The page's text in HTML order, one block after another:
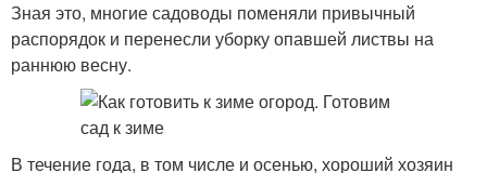
Зная это, многие садоводы поменяли привычный
распорядок и перенесли уборку опавшей листвы на
раннюю весну.
В течение года, в том числе и осенью, хороший хозяин